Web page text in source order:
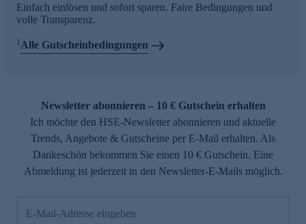
Einfach einlösen und sofort sparen. Faire Bedingungen und
volle Transparenz.
1Alle Gutscheinbedingungen
Newsletter abonnieren – 10 € Gutschein erhalten
Ich möchte den HSE-Newsletter abonnieren und aktuelle
Trends, Angebote & Gutscheine per E-Mail erhalten. Als
Dankeschön bekommen Sie einen 10 € Gutschein. Eine
Abmeldung ist jederzeit in den Newsletter-E-Mails möglich.
E-Mail-Adresse eingeben